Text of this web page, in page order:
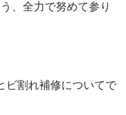
、全力で努めて参り
ビ割れ補修についてで